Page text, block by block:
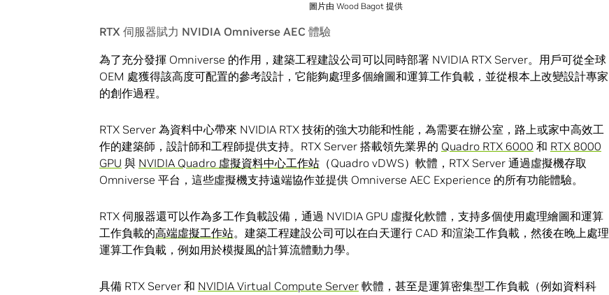
圖片由 Wood Bagot 提供
RTX 伺服器賦力 NVIDIA Omniverse AEC 體驗
為了充分發揮 Omniverse 的作用，建築工程建設公司可以同時部署 NVIDIA RTX Server。用戶可從全球
OEM 處獲得該高度可配置的參考設計，它能夠處理多個繪圖和運算工作負載，並從根本上改變設計專家
的創作過程。
RTX Server 為資料中心帶來 NVIDIA RTX 技術的強大功能和性能，為需要在辦公室，路上或家中高效工
作的建築師，設計師和工程師提供支持。RTX Server 搭載領先業界的 Quadro RTX 6000 和 RTX 8000
GPU 與 NVIDIA Quadro 虛擬資料中心工作站 （Quadro vDWS）軟體，RTX Server 通過虛擬機存取
Omniverse 平台，這些虛擬機支持遠端協作並提供 Omniverse AEC Experience 的所有功能體驗。
RTX 伺服器還可以作為多工作負載設備，通過 NVIDIA GPU 虛擬化軟體，支持多個使用處理繪圖和運算
工作負載的高端虛擬工作站。建築工程建設公司可以在白天運行 CAD 和渲染工作負載，然後在晚上處理
運算工作負載，例如用於模擬風的計算流體動力學。
具備 RTX Server 和 NVIDIA Virtual Compute Server 軟體，甚至是運算密集型工作負載（例如資料科